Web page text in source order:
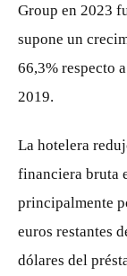
Group en 2023
supone un
66,3% respecto
2019.
La hotelera
financiera bruta
principalmente
euros restantes
dólares del